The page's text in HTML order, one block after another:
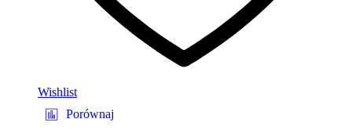
Wishlist
Porównaj